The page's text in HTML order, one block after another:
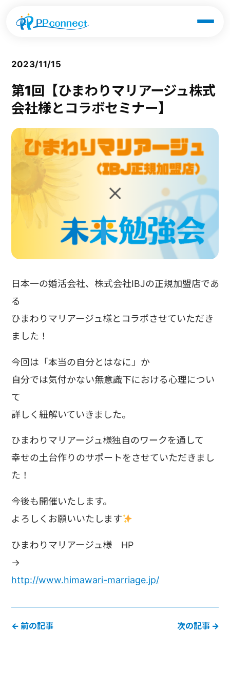
2023/11/15
第1回【ひまわりマリアージュ株式
会社様とコラボセミナー】
日本一の婚活会社、株式会社IBJの正規加盟店であ
る
ひまわりマリアージュ様とコラボさせていただき
ました！
今回は「本当の自分とはなに」か
自分では気付かない無意識下における心理につい
て
詳しく紐解いていきました。
ひまわりマリアージュ様独自のワークを通して
幸せの土台作りのサポートをさせていただきまし
た！
今後も開催いたします。
よろしくお願いいたします
ひまわりマリアージュ様 HP
→
http://www.himawari-marriage.jp/
← 前の記事 次の記事 →